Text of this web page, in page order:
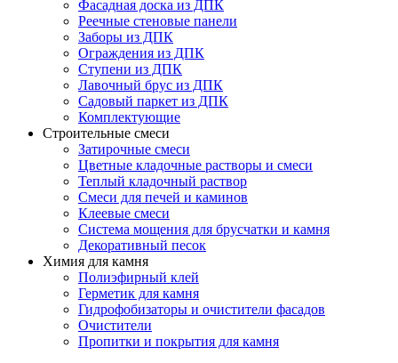
Фасадная доска из ДПК
Реечные стеновые панели
Заборы из ДПК
Ограждения из ДПК
Ступени из ДПК
Лавочный брус из ДПК
Садовый паркет из ДПК
Комплектующие
Строительные смеси
Затирочные смеси
Цветные кладочные растворы и смеси
Теплый кладочный раствор
Смеси для печей и каминов
Клеевые смеси
Система мощения для брусчатки и камня
Декоративный песок
Химия для камня
Полиэфирный клей
Герметик для камня
Гидрофобизаторы и очистители фасадов
Очистители
Пропитки и покрытия для камня